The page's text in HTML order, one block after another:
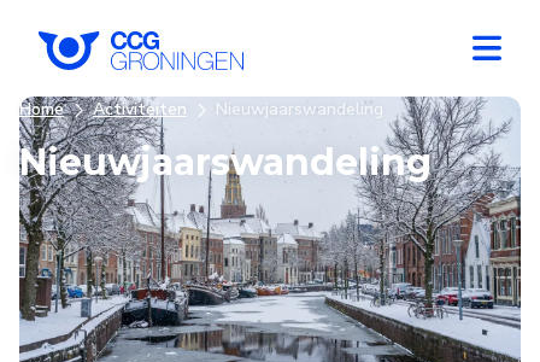
Home Activiteiten Nieuwjaarswandeling
Nieuwjaarswandeling